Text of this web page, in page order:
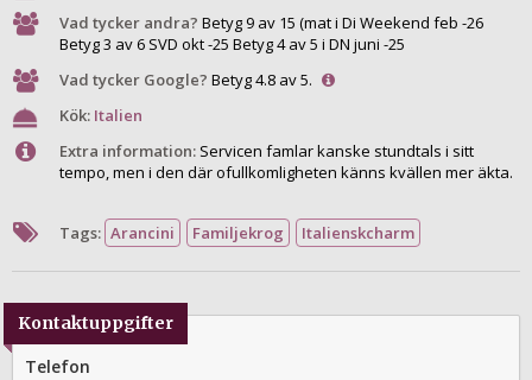
Vad tycker andra? Betyg 9 av 15 (mat i Di Weekend feb -26
Betyg 3 av 6 SVD okt -25 Betyg 4 av 5 i DN juni -25
Vad tycker Google? Betyg 4.8 av 5.
Kök: Italien
Extra information: Servicen famlar kanske stundtals i sitt
tempo, men i den där ofullkomligheten känns kvällen mer äkta.
Tags: Arancini Familjekrog Italienskcharm
Kontaktuppgifter
Telefon